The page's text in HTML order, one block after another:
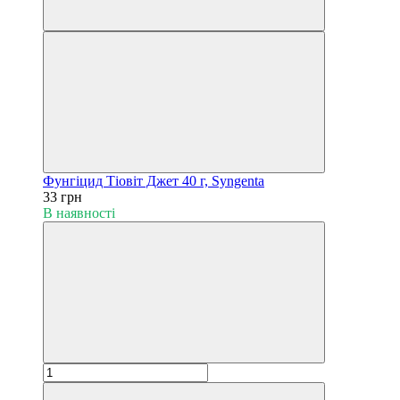
Фунгіцид Тіовіт Джет 40 г, Syngenta
33 грн
В наявності